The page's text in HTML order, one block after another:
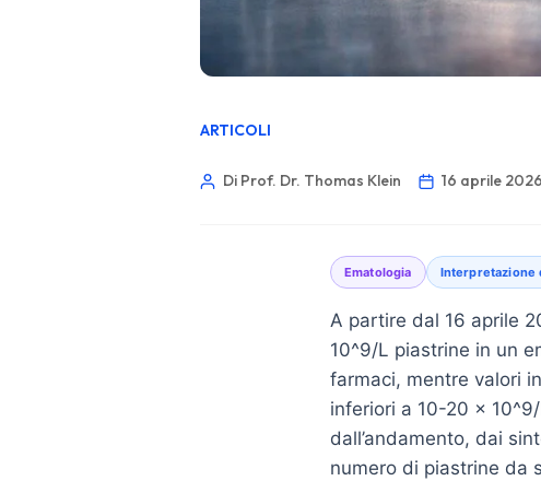
ARTICOLI
Di Prof. Dr. Thomas Klein 16 aprile 2026
Ematologia Interpretazione
A partire dal 16 aprile
10^9/L piastrine in un
farmaci, mentre valori
inferiori a 10-20 ×
dall’andamento, dai
numero di piastrine da